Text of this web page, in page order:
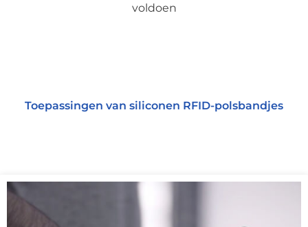
voldoen
Toepassingen van siliconen RFID-polsbandjes